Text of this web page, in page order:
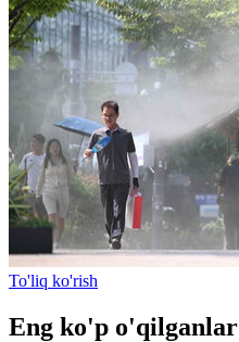
To'liq ko'rish
Eng ko'p o'qilganlar